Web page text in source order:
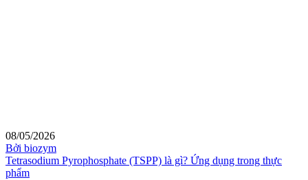
08/05/2026
Bởi biozym
Tetrasodium Pyrophosphate (TSPP) là gì? Ứng dụng trong thực
phẩm